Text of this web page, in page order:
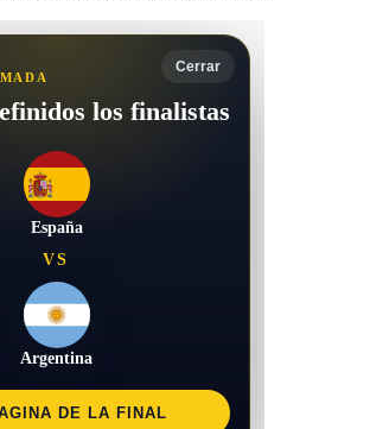
Cerrar
los finalistas
España
VS
Argentina
DE LA FINAL